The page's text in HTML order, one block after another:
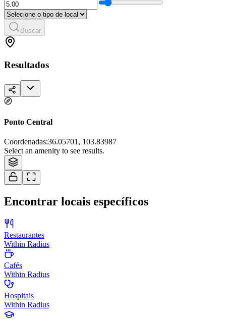
Buscar
Resultados
Ponto Central
Coordenadas:36.05701, 103.83987
Select an amenity to see results.
Tiles © Esri — Source: Esri, i-cubed, USDA, USGS, AEX, GeoEye,
Getmapping, Aerogrid, IGN, IGP, and the GIS User Community
Encontrar locais específicos
Restaurantes
Within Radius
Cafés
Within Radius
Hospitais
Within Radius